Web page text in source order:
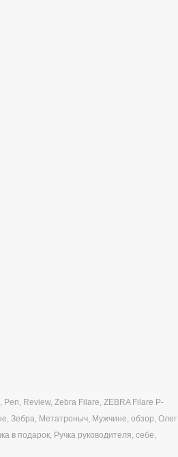
, Pen, Review, Zebra Filare, ZEBRA Filare P-
, Зебра, Метатроныч, Мужчине, обзор, Олег
в подарок, Ручка руководителя, себе,